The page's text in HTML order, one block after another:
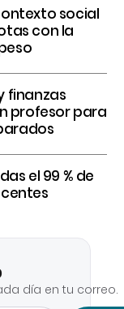
social
con la
finanzas
profesor para
el 99 % de
día en tu correo.